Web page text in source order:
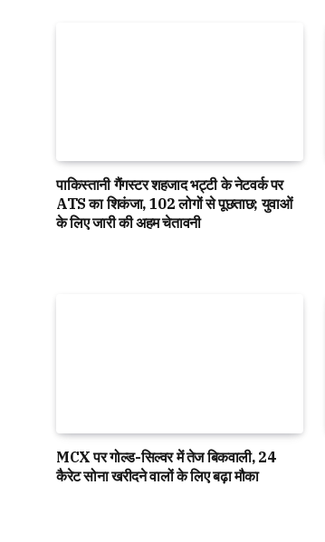
पाकिस्तानी गैंगस्टर शहजाद भट्टी के नेटवर्क पर
ATS का शिकंजा, 102 लोगों से पूछताछ; युवाओं
के लिए जारी की अहम चेतावनी
MCX पर गोल्ड-सिल्वर में तेज बिकवाली, 24
कैरेट सोना खरीदने वालों के लिए बढ़ा मौका